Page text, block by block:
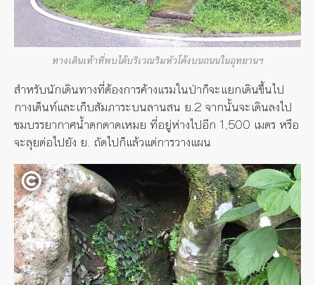
ทางเดินเท้าที่พบได้บริเวณริมหัวโค้งบนถนนในอุทยานฯ
สำหรับนักเดินทางที่ต้องการค้างแรมในป่าก็จะแยกเดินขึ้นไป
กางเต็นท์และเก็บสัมภาระบนลานสน ย.2 จากนั้นจะเดินลงไป
ชมบรรยากาศน้ำตกตาดเหมย ที่อยู่ห่างไปอีก 1,500 เมตร หรือ
จะลุยต่อไปยัง ย. ถัดไปก็แล้วแต่การวางแผน